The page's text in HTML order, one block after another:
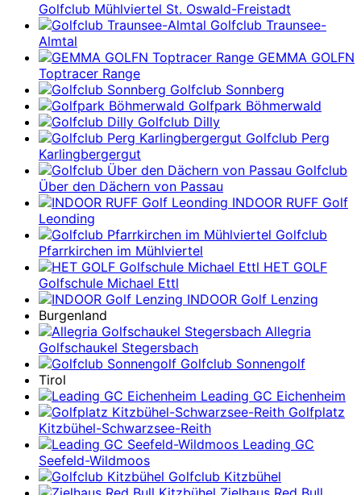
Golfclub Mühlviertel St. Oswald-Freistadt
Golfclub Traunsee-
Almtal
GEMMA GOLFN
Toptracer Range
Golfclub Sonnberg
Golfpark Böhmerwald
Golfclub Dilly
Golfclub Perg
Karlingbergergut
Golfclub
Über den Dächern von Passau
INDOOR RUFF Golf
Leonding
Golfclub
Pfarrkirchen im Mühlviertel
HET GOLF
Golfschule Michael Ettl
INDOOR Golf Lenzing
Burgenland
Allegria
Golfschaukel Stegersbach
Golfclub Sonnengolf
Tirol
Leading GC Eichenheim
Golfplatz
Kitzbühel-Schwarzsee-Reith
Leading GC
Seefeld-Wildmoos
Golfclub Kitzbühel